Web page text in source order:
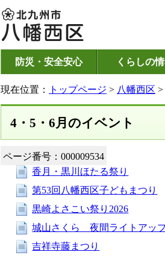
防災・安全安心 くらしの
現在位置： トップページ > 八幡西区 >
4・5・6月のイベント
ページ番号：000009534
香月・黒川ほたる祭り
第53回八幡西区子どもまつり
黒崎よさこい祭り2026
城山さくら 夜間ライトアッ
吉祥寺藤まつり